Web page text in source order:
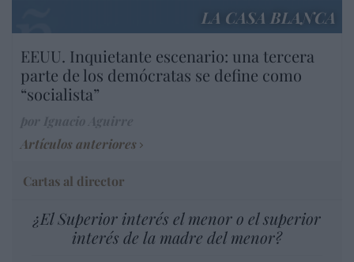
LA CASA BLANCA
EEUU. Inquietante escenario: una tercera
parte de los demócratas se define como
“socialista”
Artículos anteriores
Cartas al director
¿El Superior interés el menor o el superior
interés de la madre del menor?